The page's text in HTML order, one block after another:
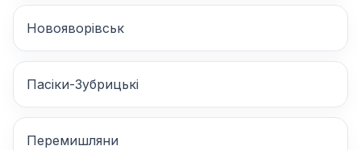
Новояворівськ
Пасіки-Зубрицькі
Перемишляни